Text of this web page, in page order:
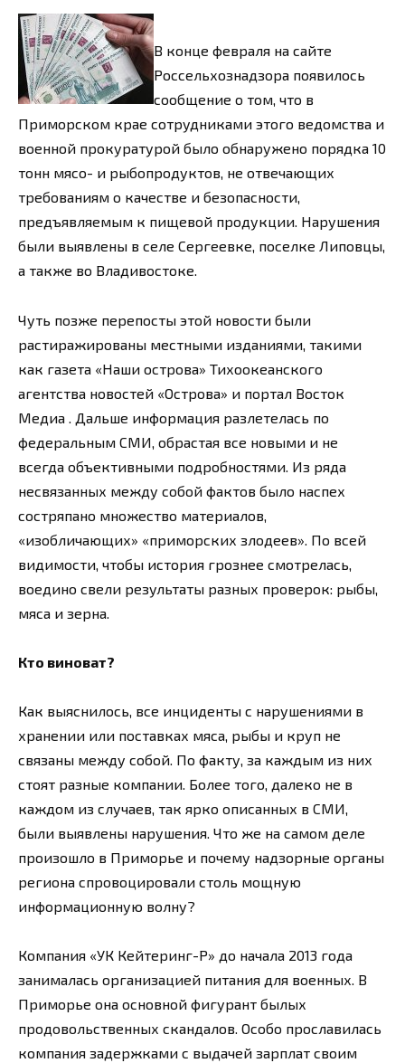
В конце февраля на сайте
Россельхознадзора появилось
сообщение о том, что в
Приморском крае сотрудниками этого ведомства и
военной прокуратурой было обнаружено порядка 10
тонн мясо- и рыбопродуктов, не отвечающих
требованиям о качестве и безопасности,
предъявляемым к пищевой продукции. Нарушения
были выявлены в селе Сергеевке, поселке Липовцы,
а также во Владивостоке.
Чуть позже перепосты этой новости были
растиражированы местными изданиями, такими
как газета «Наши острова» Тихоокеанского
агентства новостей «Острова» и портал Восток
Медиа . Дальше информация разлетелась по
федеральным СМИ, обрастая все новыми и не
всегда объективными подробностями. Из ряда
несвязанных между собой фактов было наспех
состряпано множество материалов,
«изобличающих» «приморских злодеев». По всей
видимости, чтобы история грознее смотрелась,
воедино свели результаты разных проверок: рыбы,
мяса и зерна.
Кто виноват?
Как выяснилось, все инциденты с нарушениями в
хранении или поставках мяса, рыбы и круп не
связаны между собой. По факту, за каждым из них
стоят разные компании. Более того, далеко не в
каждом из случаев, так ярко описанных в СМИ,
были выявлены нарушения. Что же на самом деле
произошло в Приморье и почему надзорные органы
региона спровоцировали столь мощную
информационную волну?
Компания «УК Кейтеринг-Р» до начала 2013 года
занималась организацией питания для военных. В
Приморье она основной фигурант былых
продовольственных скандалов. Особо прославилась
компания задержками с выдачей зарплат своим